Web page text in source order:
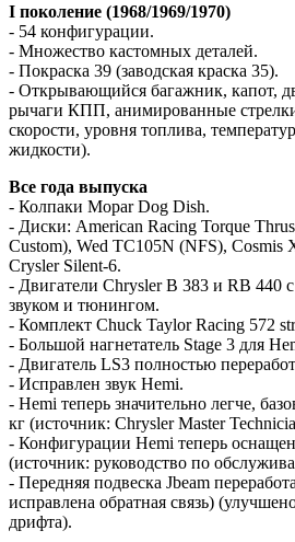
I поколение (1968/1969/1970)
- 54 конфигурации.
- Множество кастомных деталей.
- Покраска 39 (заводская краска 35).
- Открывающийся багажник, капот,
рычаги КПП, анимированные
скорости, уровня топлива,
жидкости).
Все года выпуска
- Колпаки Mopar Dog Dish.
- Диски: American Racing Torque
Custom), Wed TC105N (NFS), Cosmis
Crysler Silent-6.
- Двигатели Chrysler B 383 и RB 440
звуком и тюнингом.
- Комплект Chuck Taylor Racing 572
- Большой нагнетатель Stage 3 для
- Двигатель LS3 полностью
- Исправлен звук Hemi.
- Hemi теперь значительно легче,
кг (источник: Chrysler Master
- Конфигурации Hemi теперь
(источник: руководство по
- Передняя подвеска Jbeam
исправлена ​​обратная связь)
дрифта).